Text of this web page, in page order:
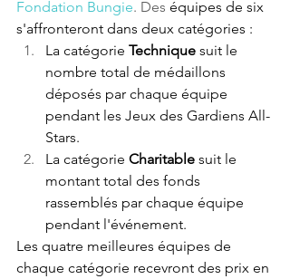
Fondation Bungie. Des équipes de six
s'affronteront dans deux catégories :
La catégorie Technique suit le
nombre total de médaillons
déposés par chaque équipe
pendant les Jeux des Gardiens All-
Stars.
La catégorie Charitable suit le
montant total des fonds
rassemblés par chaque équipe
pendant l'événement.
Les quatre meilleures équipes de
chaque catégorie recevront des prix en